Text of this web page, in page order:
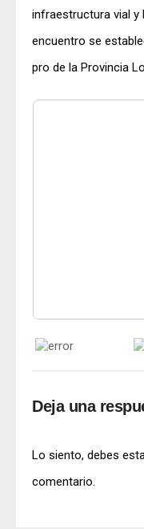
infraestructura vial y
encuentro se
pro de la Provincia
Deja una
Lo siento, debes
comentario.